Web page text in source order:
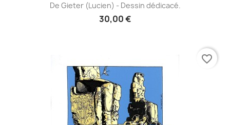
De Gieter (Lucien) - Dessin dédicacé.
30,00 €
favorite_border